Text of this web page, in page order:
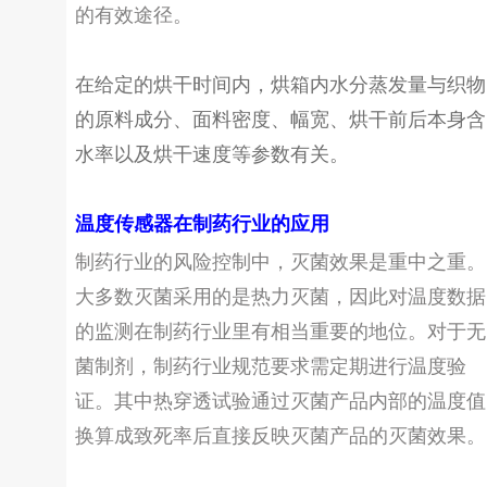
的有效途径。
在给定的烘干时间内，烘箱内水分蒸发量与织物
的原料成分、面料密度、幅宽、烘干前后本身含
水率以及烘干速度等参数有关。
温度传感器在制药行业的应用
制药行业的风险控制中，灭菌效果是重中之重。
大多数灭菌采用的是热力灭菌，因此对温度数据
的监测在制药行业里有相当重要的地位。对于无
菌制剂，制药行业规范要求需定期进行温度验
证。其中热穿透试验通过灭菌产品内部的温度值
换算成致死率后直接反映灭菌产品的灭菌效果。